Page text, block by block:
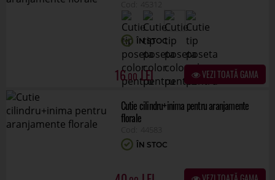
ÎN STOC
40.00 VEZI TOATĂ GAMA
Cutie cilindru pentru aranjamente florale
9.00